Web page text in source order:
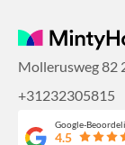
Mollerusweg 82
+31232305815
Google-
4.5